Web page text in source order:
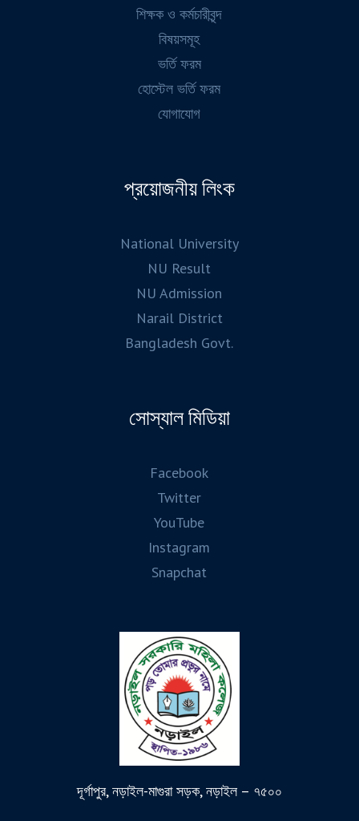
শিক্ষক ও কর্মচারীবৃন্দ
বিষয়সমূহ
ভর্তি ফরম
হোস্টেল ভর্তি ফরম
যোগাযোগ
প্রয়োজনীয় লিংক
National University
NU Result
NU Admission
Narail District
Bangladesh Govt.
সোস্যাল মিডিয়া
Facebook
Twitter
YouTube
Instagram
Snapchat
দূর্গাপুর, নড়াইল-মাগুরা সড়ক, নড়াইল – ৭৫০০